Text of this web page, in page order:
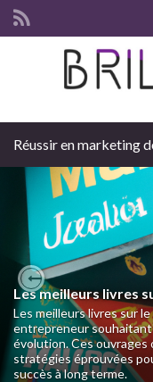
Search for:
Réussir en marketing
Les meilleurs livres
Les meilleurs livres sur
entrepreneur
évolution. Ces
stratégies éprouvées
succès à long terme.
Previous